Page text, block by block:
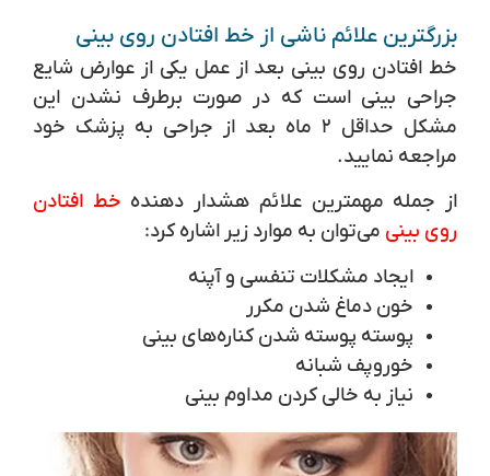
بزرگترین علائم ناشی از خط افتادن روی بینی
خط افتادن روی بینی بعد از عمل یکی از عوارض شایع
جراحی بینی است که در صورت برطرف نشدن این
مشکل حداقل ۲ ماه بعد از جراحی به پزشک خود
مراجعه نمایید.
از جمله مهمترین علائم هشدار دهنده خط افتادن
روی بینیمی‌توان به موارد زیر اشاره کرد:
ایجاد مشکلات تنفسی و آپنه
خون دماغ شدن مکرر
پوسته پوسته شدن کناره‌های بینی
خوروپف شبانه
نیاز به خالی کردن مداوم بینی